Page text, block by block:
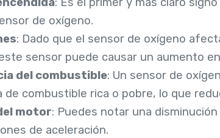
de oxígeno.
: Dado que el sensor de oxígeno
sensor puede causar un aumento
del combustible: Un sensor de
de combustible rica o pobre, lo que
motor: Puedes notar una
de aceleración.